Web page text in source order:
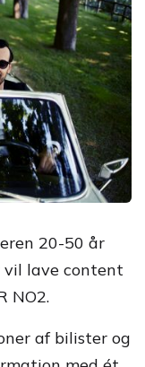
20-50 år
vil lave content
NO2.
af bilister og